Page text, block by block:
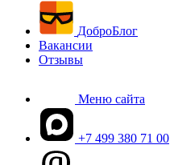
ДоброБлог
Вакансии
Отзывы
Меню сайта
+7 499 380 71 00